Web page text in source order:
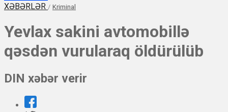
XƏBƏRLƏR / Kriminal
Yevlax sakini avtomobillə
qəsdən vurularaq öldürülüb
DIN xəbər verir